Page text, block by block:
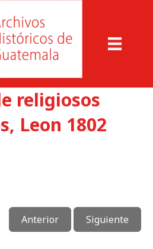
religiosos
Leon 1802
Anterior Siguiente